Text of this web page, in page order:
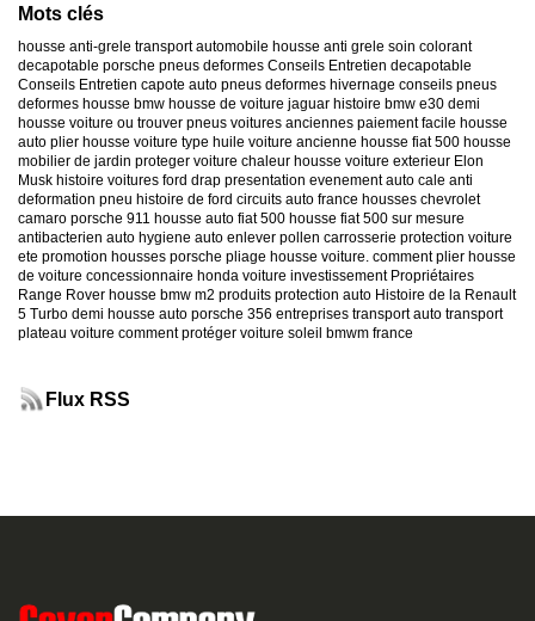
Mots clés
housse anti-grele transport automobile housse anti grele soin colorant
decapotable porsche pneus deformes Conseils Entretien decapotable
Conseils Entretien capote auto pneus deformes hivernage conseils pneus
deformes housse bmw housse de voiture jaguar histoire bmw e30 demi
housse voiture ou trouver pneus voitures anciennes paiement facile housse
auto plier housse voiture type huile voiture ancienne housse fiat 500 housse
mobilier de jardin proteger voiture chaleur housse voiture exterieur Elon
Musk histoire voitures ford drap presentation evenement auto cale anti
deformation pneu histoire de ford circuits auto france housses chevrolet
camaro porsche 911 housse auto fiat 500 housse fiat 500 sur mesure
antibacterien auto hygiene auto enlever pollen carrosserie protection voiture
ete promotion housses porsche pliage housse voiture. comment plier housse
de voiture concessionnaire honda voiture investissement Propriétaires
Range Rover housse bmw m2 produits protection auto Histoire de la Renault
5 Turbo demi housse auto porsche 356 entreprises transport auto transport
plateau voiture comment protéger voiture soleil bmwm france
Flux RSS